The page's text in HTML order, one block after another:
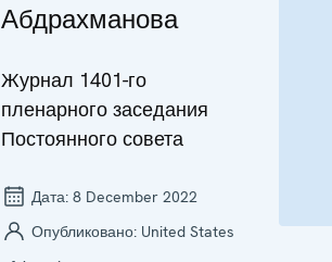
Абдрахманова
Журнал 1401-го
пленарного заседания
Постоянного совета
Дата: 8 December 2022
Опубликовано: United States